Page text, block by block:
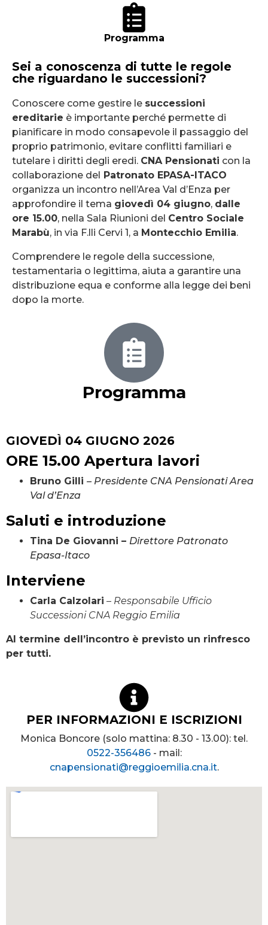
Sei a conoscenza di tutte le regole
che riguardano le successioni?
Conoscere come gestire le successioni
ereditarie è importante perché permette di
pianificare in modo consapevole il passaggio del
proprio patrimonio, evitare conflitti familiari e
tutelare i diritti degli eredi. CNA Pensionati con la
collaborazione del Patronato EPASA-ITACO
organizza un incontro nell’Area Val d’Enza per
approfondire il tema giovedì 04 giugno, dalle
ore 15.00, nella Sala Riunioni del Centro Sociale
Marabù, in via F.lli Cervi 1, a Montecchio Emilia.
Comprendere le regole della successione,
testamentaria o legittima, aiuta a garantire una
distribuzione equa e conforme alla legge dei beni
dopo la morte.
Programma
Programma
GIOVEDÌ 04 GIUGNO 2026
ORE 15.00 Apertura lavori
Bruno Gilli – Presidente CNA Pensionati Area
Val d’Enza
Saluti e introduzione
Tina De Giovanni – Direttore Patronato
Epasa-Itaco
Interviene
Carla Calzolari – Responsabile Ufficio
Successioni CNA Reggio Emilia
Al termine dell’incontro è previsto un rinfresco
per tutti.
PER INFORMAZIONI E ISCRIZIONI
Monica Boncore (solo mattina: 8.30 - 13.00): tel.
0522-356486- mail:
cnapensionati@reggioemilia.cna.it.